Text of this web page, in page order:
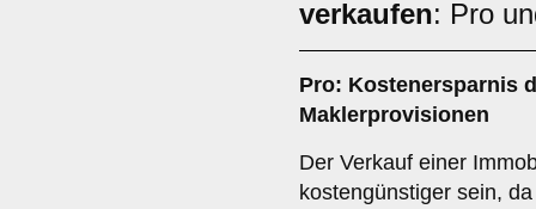
verkaufen: Pro
Pro: Kostenersparnis
Maklerprovisionen
Der Verkauf einer
kostengünstiger sein,